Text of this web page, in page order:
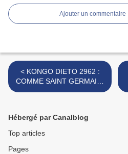
Ajouter un commentaire
< KONGO DIETO 2962 :
COMME SAINT GERMAIN,
QUI EST LE CHEF SAINT
Hébergé par Canalblog
Top articles
Pages